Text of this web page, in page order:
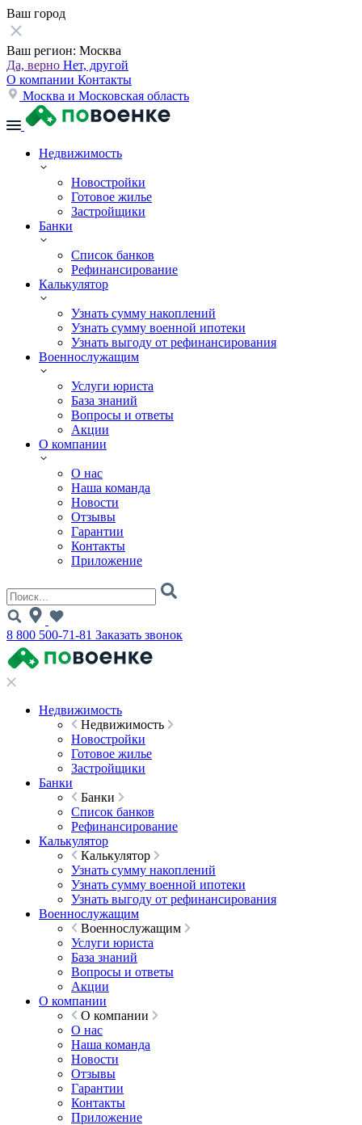
Ваш город
Ваш регион: Москва
Да, верно Нет, другой
О компании Контакты
Москва и Московская область
Недвижимость
Новостройки
Готовое жилье
Застройщики
Банки
Список банков
Рефинансирование
Калькулятор
Узнать сумму накоплений
Узнать сумму военной ипотеки
Узнать выгоду от рефинансирования
Военнослужащим
Услуги юриста
База знаний
Вопросы и ответы
Акции
О компании
О нас
Наша команда
Новости
Отзывы
Гарантии
Контакты
Приложение
8 800 500-71-81 Заказать звонок
Недвижимость
Недвижимость
Новостройки
Готовое жилье
Застройщики
Банки
Банки
Список банков
Рефинансирование
Калькулятор
Калькулятор
Узнать сумму накоплений
Узнать сумму военной ипотеки
Узнать выгоду от рефинансирования
Военнослужащим
Военнослужащим
Услуги юриста
База знаний
Вопросы и ответы
Акции
О компании
О компании
О нас
Наша команда
Новости
Отзывы
Гарантии
Контакты
Приложение